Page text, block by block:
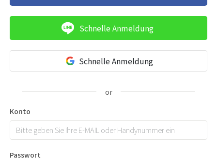
Schnelle Anmeldung
Schnelle Anmeldung
Konto
Passwort